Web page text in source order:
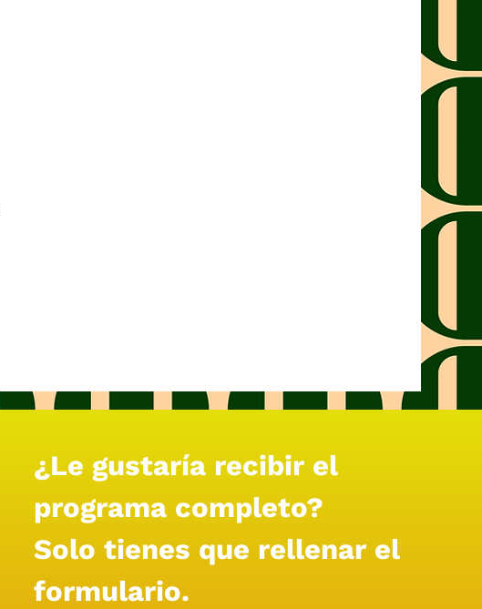
¿Le gustaría recibir el
programa completo?
Solo tienes que rellenar el
formulario.